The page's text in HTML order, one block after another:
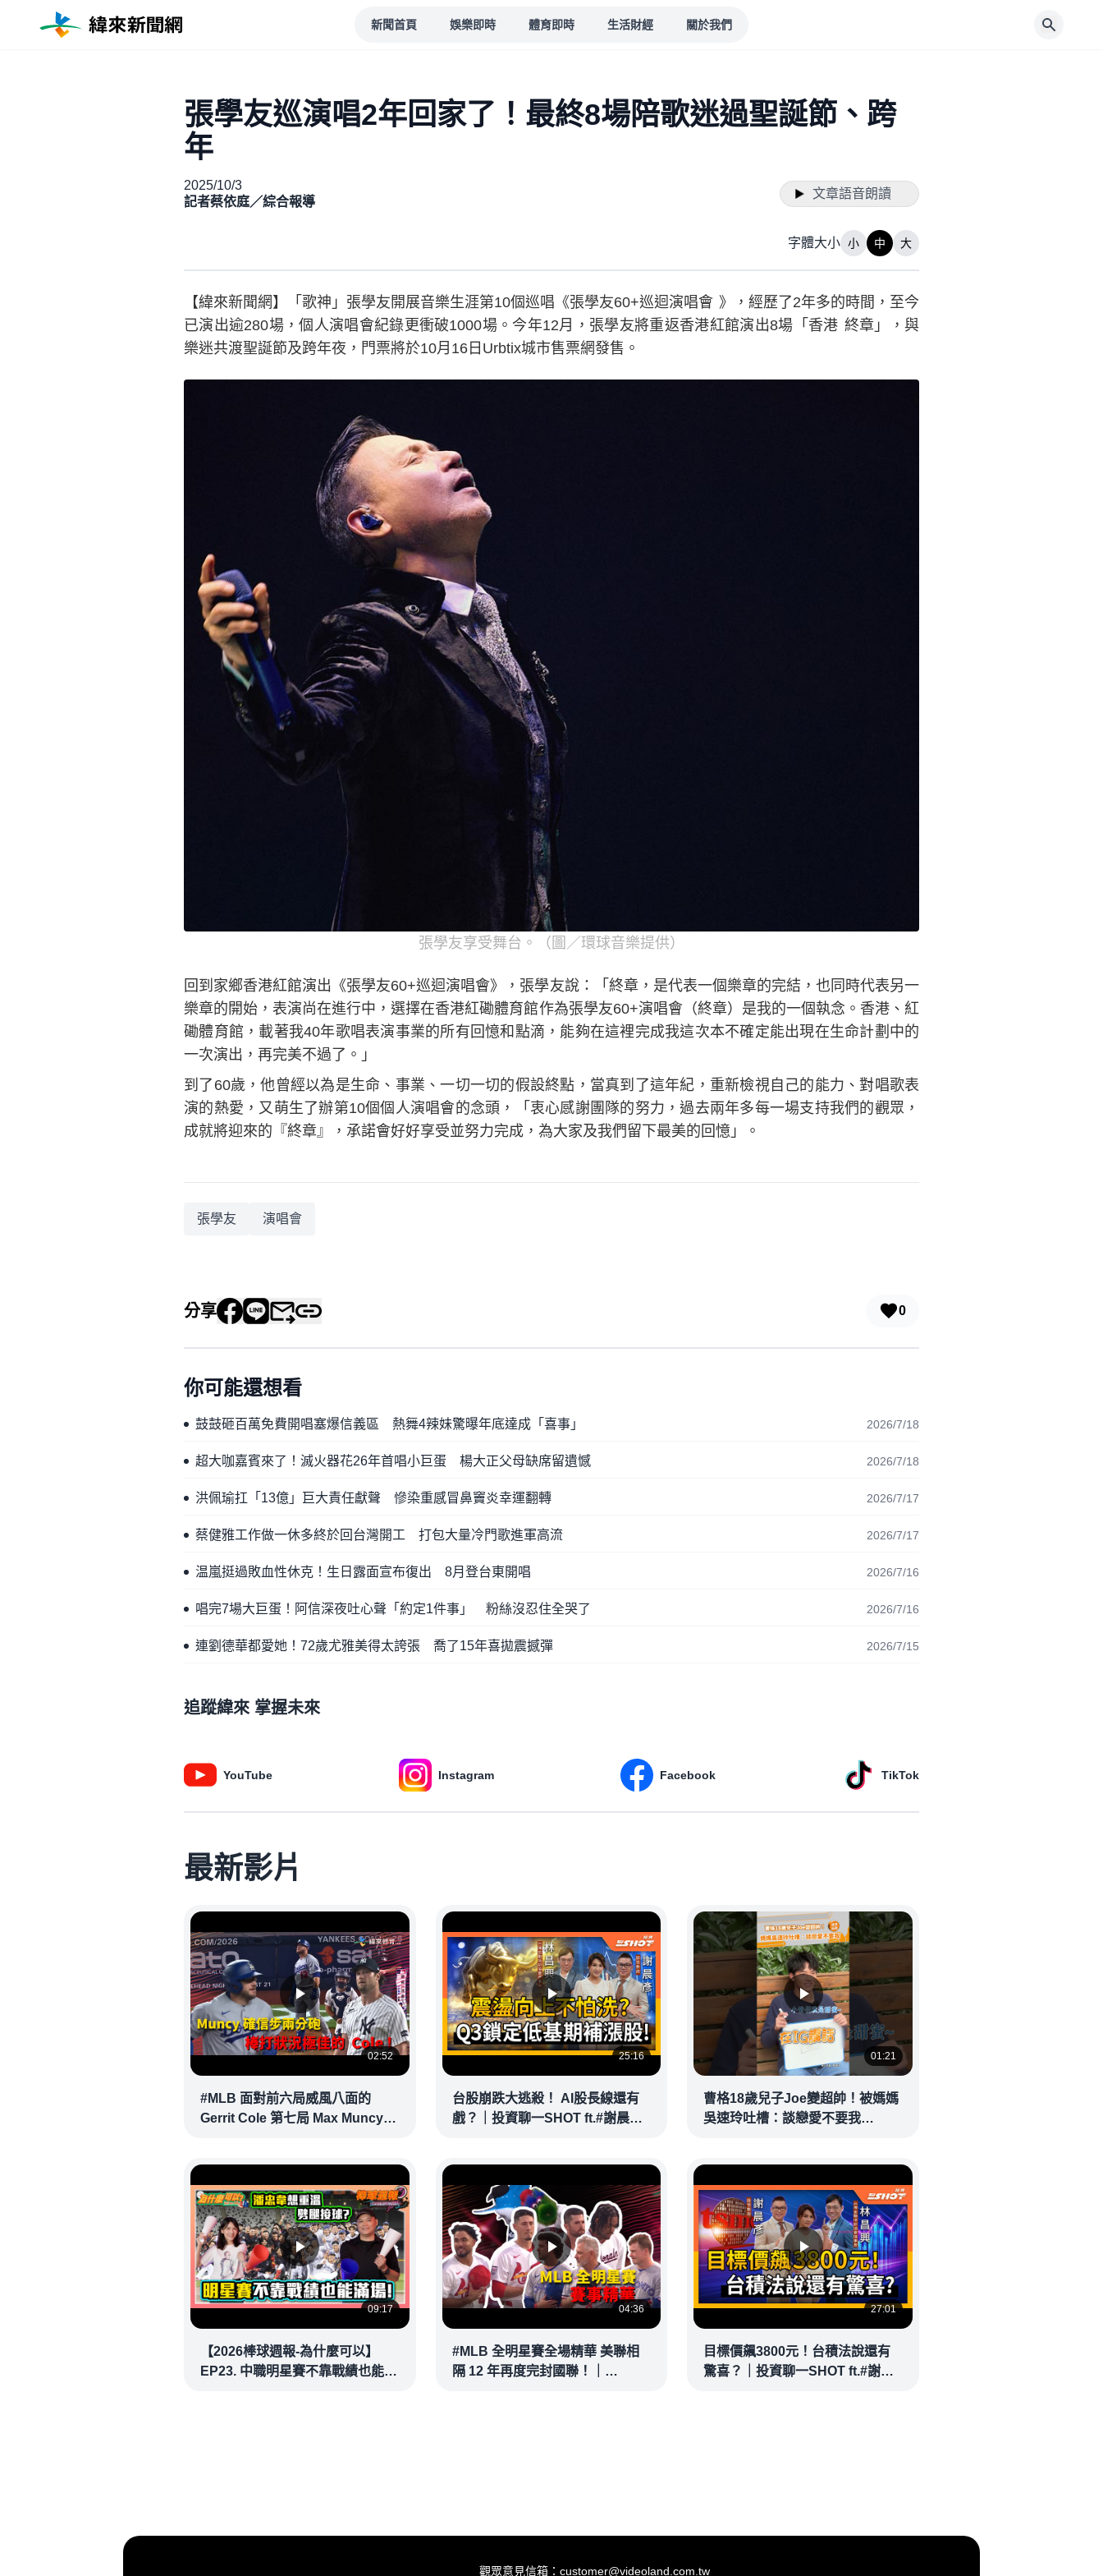
新聞首頁 娛樂即時 體育即時 生活財經 關於我們
張學友巡演唱2年回家了！最終8場陪歌迷過聖誕節、跨
年
2025/10/3
記者蔡依庭／綜合報導
文章語音朗讀
字體大小 小 中 大
【緯來新聞網】「歌神」張學友開展音樂生涯第10個巡唱《張學友60+巡迴演唱會 》，經歷了2年多的時間，至今
已演出逾280場，個人演唱會紀錄更衝破1000場。今年12月，張學友將重返香港紅館演出8場「香港 終章」，與
樂迷共渡聖誕節及跨年夜，門票將於10月16日Urbtix城市售票網發售。
張學友享受舞台。（圖／環球音樂提供）
回到家鄉香港紅館演出《張學友60+巡迴演唱會》，張學友說：「終章，是代表一個樂章的完結，也同時代表另一
樂章的開始，表演尚在進行中，選擇在香港紅磡體育館作為張學友60+演唱會（終章）是我的一個執念。香港、紅
磡體育館，載著我40年歌唱表演事業的所有回憶和點滴，能夠在這裡完成我這次本不確定能出現在生命計劃中的
一次演出，再完美不過了。」
到了60歲，他曾經以為是生命、事業、一切一切的假設終點，當真到了這年紀，重新檢視自己的能力、對唱歌表
演的熱愛，又萌生了辦第10個個人演唱會的念頭，「衷心感謝團隊的努力，過去兩年多每一場支持我們的觀眾，
成就將迎來的『終章』，承諾會好好享受並努力完成，為大家及我們留下最美的回憶」。
張學友 演唱會
分享 0
你可能還想看
鼓鼓砸百萬免費開唱塞爆信義區 熱舞4辣妹驚曝年底達成「喜事」 2026/7/18
超大咖嘉賓來了！滅火器花26年首唱小巨蛋 楊大正父母缺席留遺憾 2026/7/18
洪佩瑜扛「13億」巨大責任獻聲 慘染重感冒鼻竇炎幸運翻轉 2026/7/17
蔡健雅工作做一休多終於回台灣開工 打包大量冷門歌進軍高流 2026/7/17
温嵐挺過敗血性休克！生日露面宣布復出 8月登台東開唱 2026/7/16
唱完7場大巨蛋！阿信深夜吐心聲「約定1件事」 粉絲沒忍住全哭了 2026/7/16
連劉德華都愛她！72歲尤雅美得太誇張 喬了15年喜拋震撼彈 2026/7/15
追蹤緯來 掌握未來
YouTube Instagram Facebook TikTok
最新影片
02:52
#MLB 面對前六局威風八面的
Gerrit Cole 第七局 Max Muncy
25:16
台股崩跌大逃殺！ AI股長線還有
戲？｜投資聊一SHOT ft.#謝晨彥
01:21
曹格18歲兒子Joe變超帥！被媽媽
吳速玲吐槽：談戀愛不要我
09:17
【2026棒球週報-為什麼可以】
EP23. 中職明星賽不靠戰績也能滿
04:36
#MLB 全明星賽全場精華 美聯相
隔 12 年再度完封國聯！｜
27:01
目標價飆3800元！台積法說還有
驚喜？｜投資聊一SHOT ft.#謝晨
觀眾意見信箱：customer@videoland.com.tw